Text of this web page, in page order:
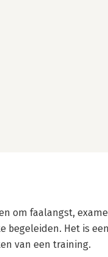
om faalangst,
begeleiden. Het is
van een training.